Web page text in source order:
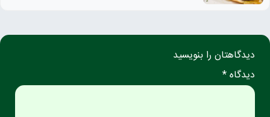
دیدگاهتان را بنویسید
دیدگاه *